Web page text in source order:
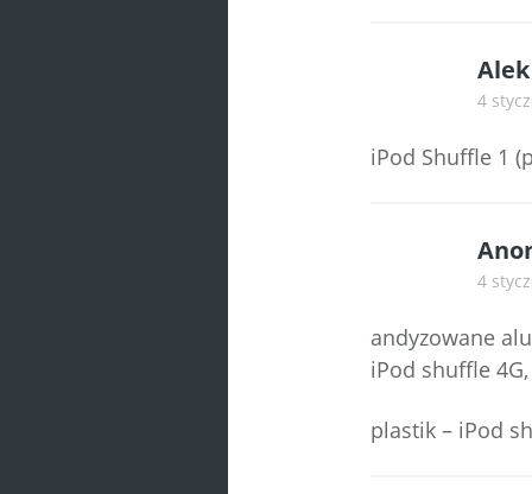
4
iPod Shuffle 1
4
andyzowane
iPod shuffle
plastik – iPod